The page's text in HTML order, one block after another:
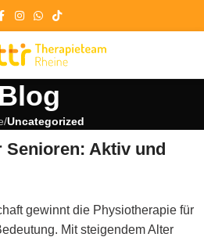
Blog
/Uncategorized
Aktiv und
gewinnt die Physiotherapie für
Mit steigendem Alter